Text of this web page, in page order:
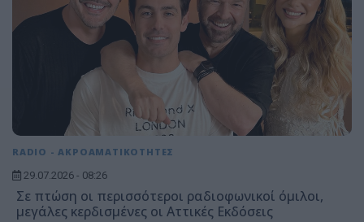
RADIO - ΑΚΡΟΑΜΑΤΙΚΟΤΗΤΕΣ
29.07.2026 - 08:26
Σε πτώση οι περισσότεροι ραδιοφωνικοί όμιλοι,
μεγάλες κερδισμένες οι Αττικές Εκδόσεις